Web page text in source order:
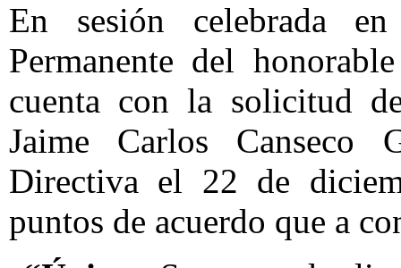
En sesión celebrada
Permanente del
cuenta con la solicitud
Jaime Carlos Canseco
Directiva el 22 de
puntos de acuerdo que a